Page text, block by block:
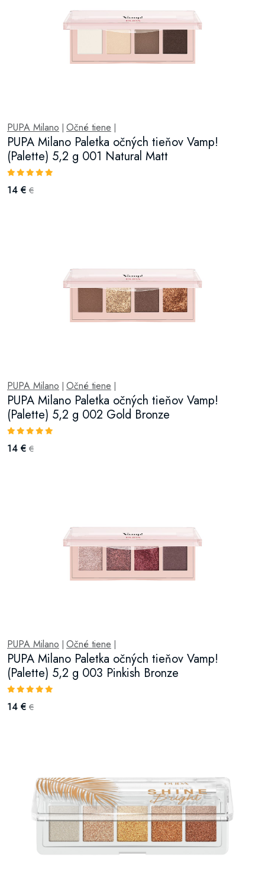
PUPA Milano Očné tiene
PUPA Milano Paletka očných tieňov Vamp!
(Palette) 5,2 g 001 Natural Matt
14 € €
PUPA Milano Očné tiene
PUPA Milano Paletka očných tieňov Vamp!
(Palette) 5,2 g 002 Gold Bronze
14 € €
PUPA Milano Očné tiene
PUPA Milano Paletka očných tieňov Vamp!
(Palette) 5,2 g 003 Pinkish Bronze
14 € €